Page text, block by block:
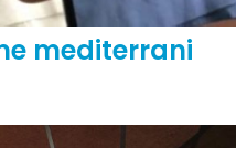
mediterrani